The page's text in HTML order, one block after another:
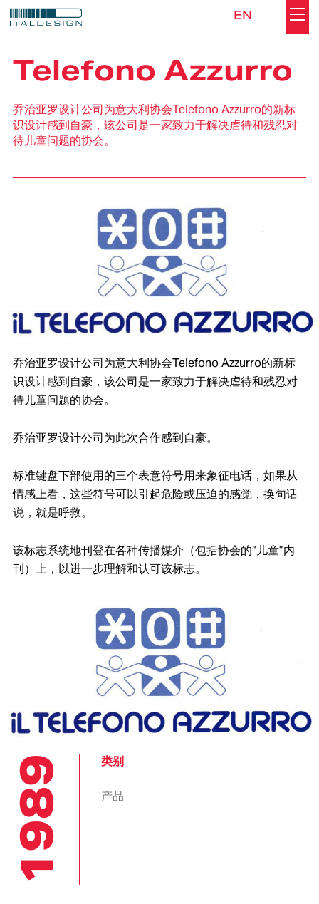
EN Search
Telefono Azzurro
乔治亚罗设计公司为意大利协会Telefono Azzurro的新标
识设计感到自豪，该公司是一家致力于解决虐待和残忍对
待儿童问题的协会。
乔治亚罗设计公司为意大利协会Telefono Azzurro的新标
识设计感到自豪，该公司是一家致力于解决虐待和残忍对
待儿童问题的协会。
乔治亚罗设计公司为此次合作感到自豪。
标准键盘下部使用的三个表意符号用来象征电话，如果从
情感上看，这些符号可以引起危险或压迫的感觉，换句话
说，就是呼救。
该标志系统地刊登在各种传播媒介（包括协会的“儿童”内
刊）上，以进一步理解和认可该标志。
1989 类别
产品